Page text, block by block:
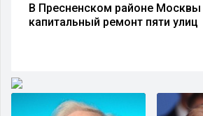
В Пресненском районе Москвы
капитальный ремонт пяти улиц